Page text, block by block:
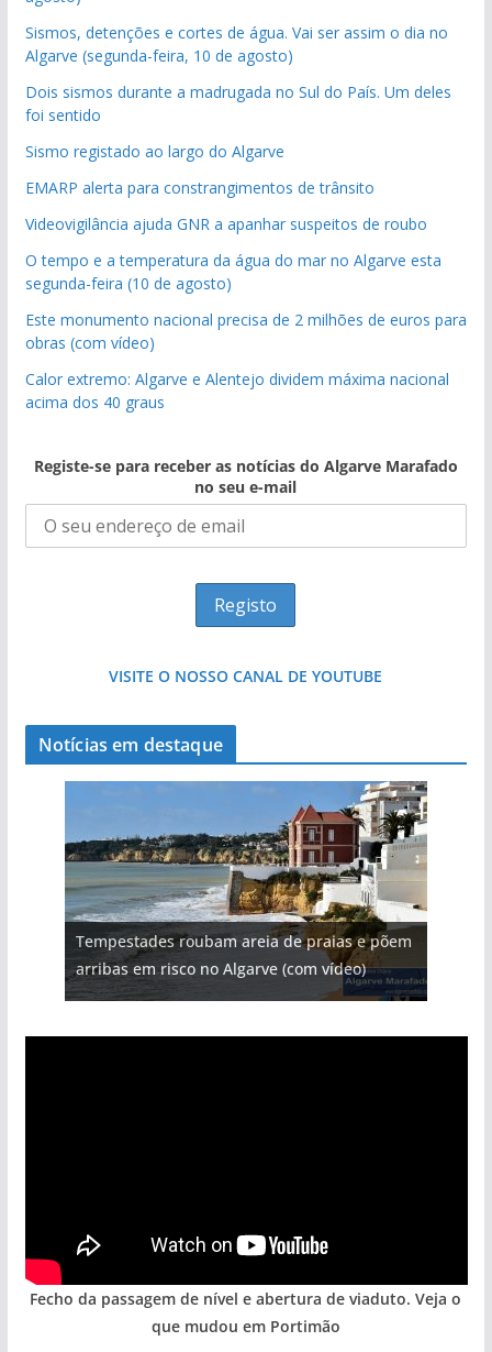
Sismos, detenções e cortes de água. Vai ser assim o dia no
Algarve (segunda-feira, 10 de agosto)
Dois sismos durante a madrugada no Sul do País. Um deles
foi sentido
Sismo registado ao largo do Algarve
EMARP alerta para constrangimentos de trânsito
Videovigilância ajuda GNR a apanhar suspeitos de roubo
O tempo e a temperatura da água do mar no Algarve esta
segunda-feira (10 de agosto)
Este monumento nacional precisa de 2 milhões de euros para
obras (com vídeo)
Calor extremo: Algarve e Alentejo dividem máxima nacional
acima dos 40 graus
Registe-se para receber as notícias do Algarve Marafado
no seu e-mail
VISITE O NOSSO CANAL DE YOUTUBE
Notícias em destaque
Tempestades roubam areia de praias e põem
arribas em risco no Algarve (com vídeo)
Tapas do mar a 3 euros cada. Nova rota
gastronómica nasce no Algarve
Milagre da água. Fontes emblemáticas do
Algarve voltam a ter vida (com vídeo)
Projeto milionário: investimento de 108
milhões de euros na construção de dois
hotéis (com vídeo)
Foto do dia: uma cidade algarvia que cresceu
entre redes e fábricas
Fecho da passagem de nível e abertura de viaduto. Veja o
que mudou em Portimão